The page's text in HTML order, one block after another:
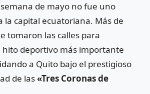
de mayo no fue uno
la capital ecuatoriana. Más de
tomaron las calles para
deportivo más importante
a Quito bajo el prestigioso
de las«Tres Coronas de